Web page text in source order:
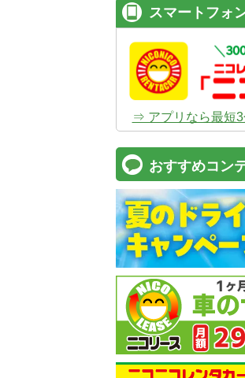
スマートフォ
⇒ アプリなら最短3
おすすめコン